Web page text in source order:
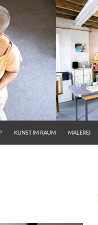
KUNST IM RAUM MALEREI